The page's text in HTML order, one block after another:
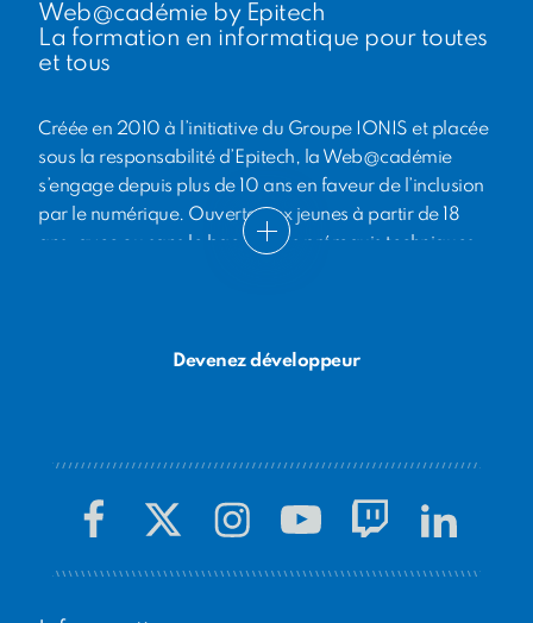
Web@cadémie by Epitech
La formation en informatique pour toutes
et tous
Créée en 2010 à l’initiative du Groupe IONIS et placée
sous la responsabilité d’Epitech, la Web@cadémie
s’engage depuis plus de 10 ans en faveur de l’inclusion
par le numérique. Ouverte aux jeunes à partir de 18
ans, avec ou sans le bac et sans prérequis techniques,
Epitech et ses partenaires institutionnels et entreprises.
Devenez développeur